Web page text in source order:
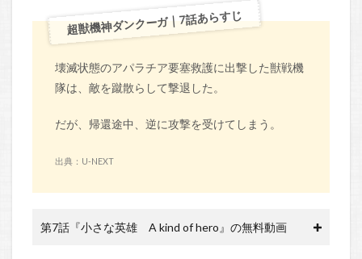
超獣機神ダンクーガ｜7話あらすじ
壊滅状態のアパラチア要塞救護に出撃した獣戦機
隊は、敵を蹴散らして撃退した。
だが、帰還途中、逆に攻撃を受けてしまう。
出典：U-NEXT
第7話『小さな英雄 A kind of hero』の無料動画